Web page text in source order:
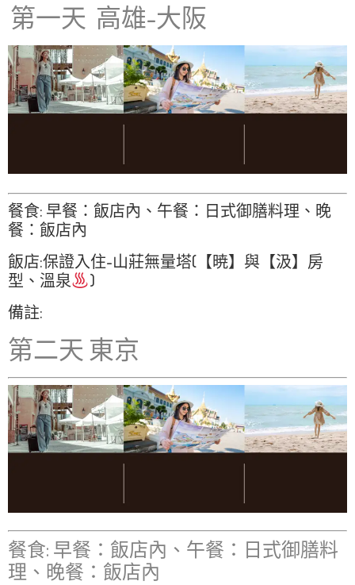
第一天 高雄-大阪
餐食: 早餐：飯店內、午餐：日式御膳料理、晚
餐：飯店內
飯店:保證入住-山莊無量塔(【暁】與【汲】房
型、溫泉
)
備註:
第二天 東京
餐食: 早餐：飯店內、午餐：日式御膳料
理、晚餐：飯店內